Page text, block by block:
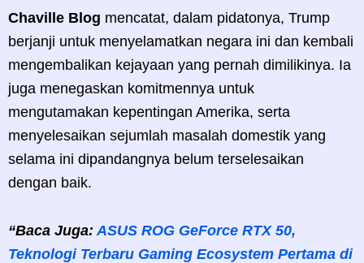
Chaville Blog mencatat, dalam pidatonya, Trump
berjanji untuk menyelamatkan negara ini dan kembali
mengembalikan kejayaan yang pernah dimilikinya. Ia
juga menegaskan komitmennya untuk
mengutamakan kepentingan Amerika, serta
menyelesaikan sejumlah masalah domestik yang
selama ini dipandangnya belum terselesaikan
dengan baik.
“Baca Juga:ASUS ROG GeForce RTX 50,
Teknologi Terbaru Gaming Ecosystem Pertama di